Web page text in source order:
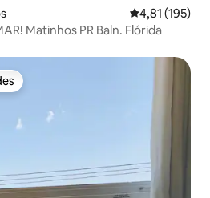
4,81 de uma
4,81 (195)
Matinhos PR Baln. Flórida
dos hóspedes